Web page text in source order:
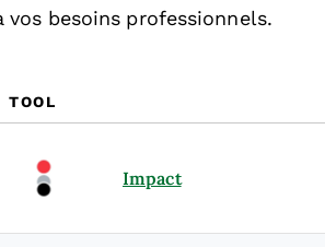
vos besoins professionnels.
TOOL
Impact